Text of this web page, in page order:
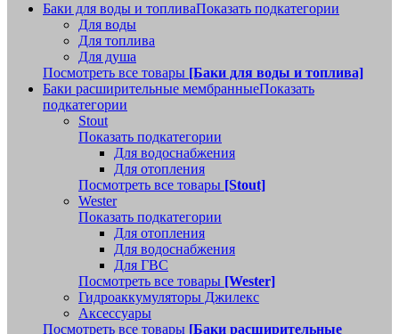
Баки для воды и топливаПоказать подкатегории
Для воды
Для топлива
Для душа
Посмотреть все товары [Баки для воды и топлива]
Баки расширительные мембранныеПоказать
подкатегории
Stout
Показать подкатегории
Для водоснабжения
Для отопления
Посмотреть все товары [Stout]
Wester
Показать подкатегории
Для отопления
Для водоснабжения
Для ГВС
Посмотреть все товары [Wester]
Гидроаккумуляторы Джилекс
Аксессуары
Посмотреть все товары [Баки расширительные